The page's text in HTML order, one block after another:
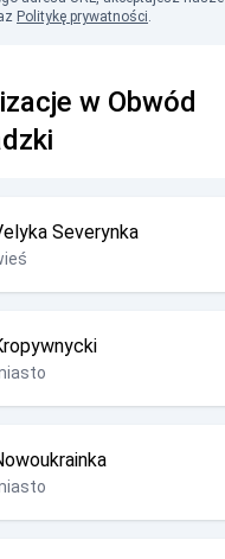
Politykę prywatności.
w Obwód
Severynka